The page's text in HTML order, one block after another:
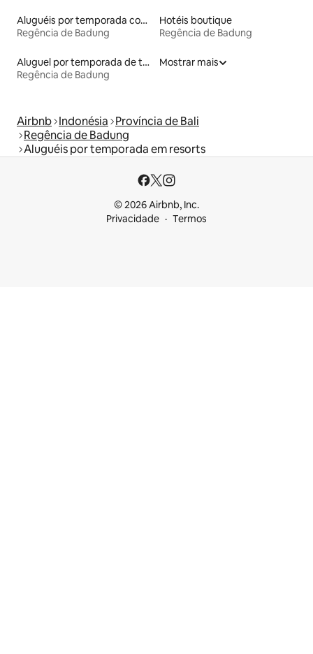
Aluguéis por temporada com banheiro para PCD
Regência de Badung
Hotéis boutique
Regência de Badung
Aluguel por temporada de tendas
Regência de Badung
Mostrar mais
Airbnb Indonésia Província de Bali
Regência de Badung
Aluguéis por temporada em resorts
© 2026 Airbnb, Inc.
Privacidade
Termos